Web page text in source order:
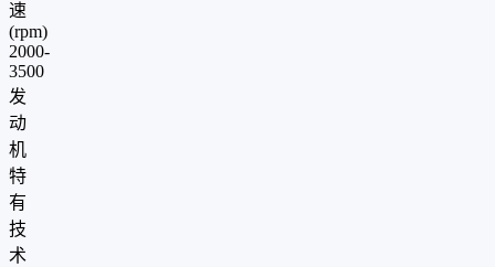
速
(rpm)
2000-
3500
发
动
机
特
有
技
术